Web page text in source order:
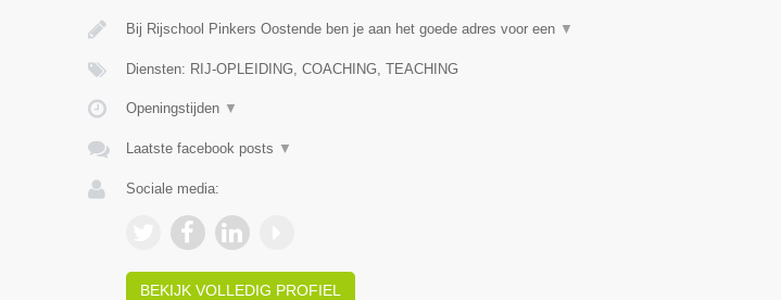
Bij Rijschool Pinkers Oostende ben je aan het goede adres voor een ▼
Diensten: RIJ-OPLEIDING, COACHING, TEACHING
Openingstijden ▼
Laatste facebook posts ▼
Sociale media:
BEKIJK VOLLEDIG PROFIEL